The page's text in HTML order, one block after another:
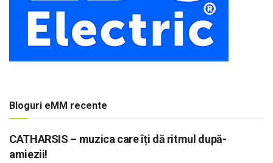
Bloguri eMM recente
CATHARSIS – muzica care îți dă ritmul după-
amiezii!